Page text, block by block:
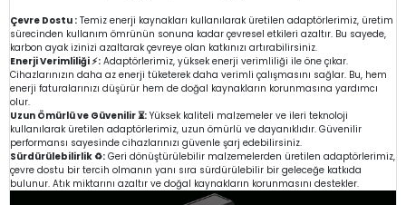
Çevre Dostu : Temiz enerji kaynakları kullanılarak üretilen adaptörlerimiz, üretim
sürecinden kullanım ömrünün sonuna kadar çevresel etkileri azaltır. Bu sayede,
karbon ayak izinizi azaltarak çevreye olan katkınızı artırabilirsiniz.
Enerji Verimliliği ⚡: Adaptörlerimiz, yüksek enerji verimliliği ile öne çıkar.
Cihazlarınızın daha az enerji tüketerek daha verimli çalışmasını sağlar. Bu, hem
enerji faturalarınızı düşürür hem de doğal kaynakların korunmasına yardımcı
olur.
Uzun Ömürlü ve Güvenilir ⏳: Yüksek kaliteli malzemeler ve ileri teknoloji
kullanılarak üretilen adaptörlerimiz, uzun ömürlü ve dayanıklıdır. Güvenilir
performansı sayesinde cihazlarınızı güvenle şarj edebilirsiniz.
Sürdürülebilirlik ♻️: Geri dönüştürülebilir malzemelerden üretilen adaptörlerimiz,
çevre dostu bir tercih olmanın yanı sıra sürdürülebilir bir geleceğe katkıda
bulunur. Atık miktarını azaltır ve doğal kaynakların korunmasını destekler.